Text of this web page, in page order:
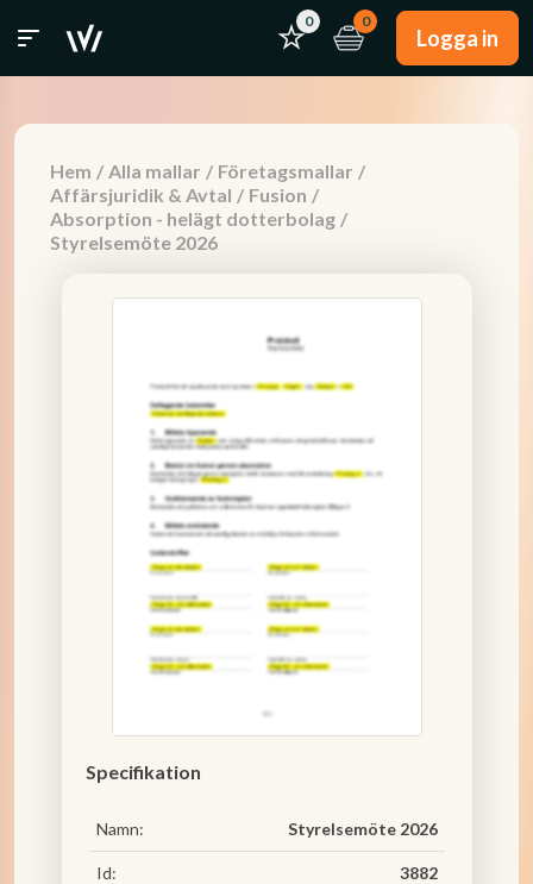
0 0
Logga in
Hem / Alla mallar / Företagsmallar /
Affärsjuridik & Avtal / Fusion /
Absorption - helägt dotterbolag /
Styrelsemöte 2026
Specifikation
Namn: Styrelsemöte 2026
Id: 3882